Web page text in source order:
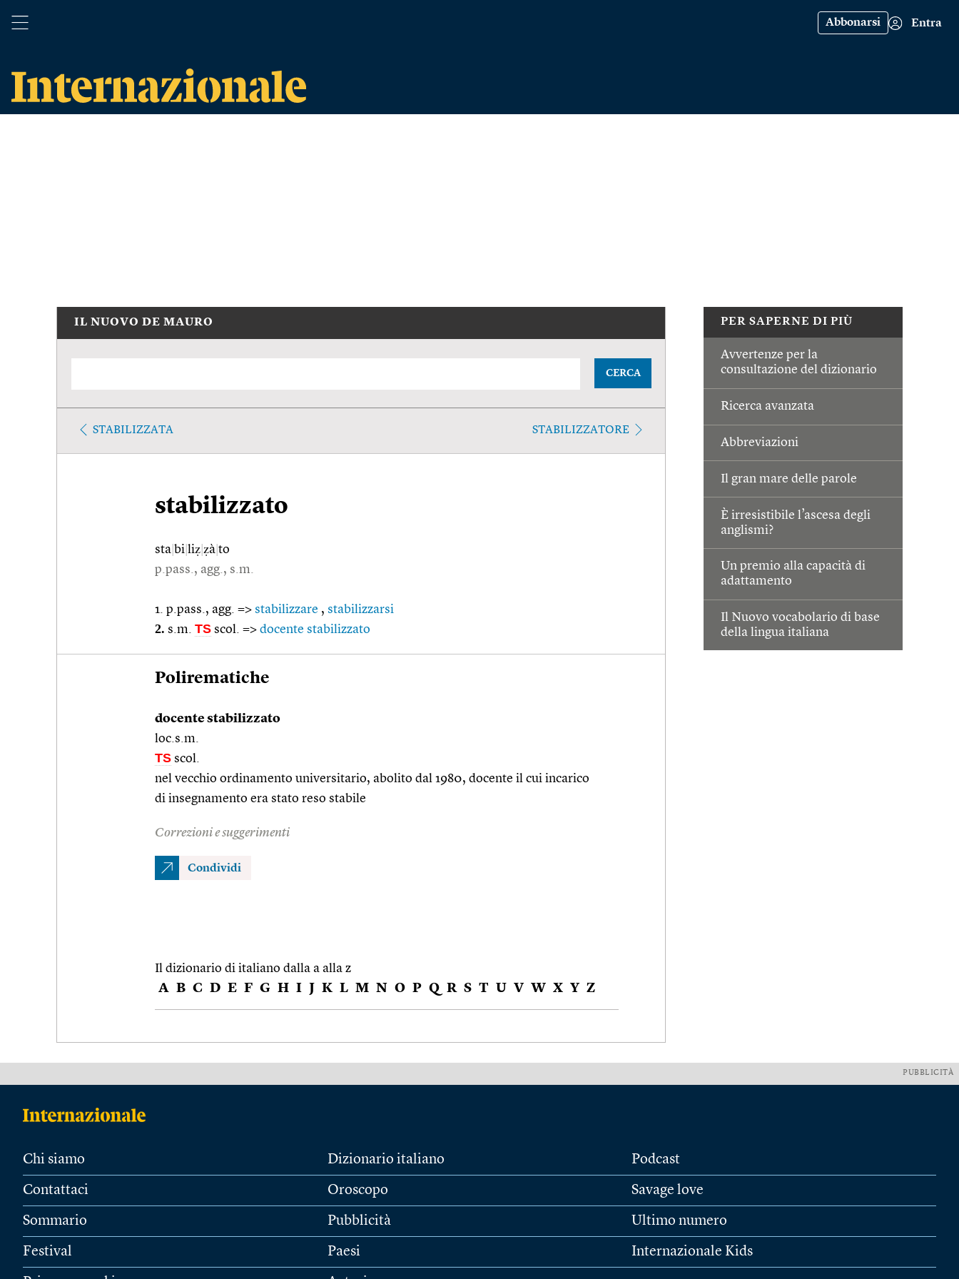
Abbonarsi Entra
PER SAPERNE DI PIÙ
Avvertenze per la
consultazione del dizionario
Ricerca avanzata
Abbreviazioni
Il gran mare delle parole
È irresistibile l’ascesa degli
anglismi?
Un premio alla capacità di
adattamento
Il Nuovo vocabolario di base
della lingua italiana
IL NUOVO DE MAURO
CERCA
STABILIZZATA STABILIZZATORE
stabilizzato
sta bi liẓ ẓà to
p.pass., agg., s.m.
1. p.pass., agg. => stabilizzare , stabilizzarsi
2. s.m. TS scol. => docente stabilizzato
Polirematiche
docente stabilizzato
loc.s.m.
TS scol.
nel vecchio ordinamento universitario, abolito dal 1980, docente il cui incarico
di insegnamento era stato reso stabile
Correzioni e suggerimenti
Condividi
Il dizionario di italiano dalla a alla z
A B C D E F G H I J K L M N O P Q R S T U V W X Y Z
PUBBLICITÀ
Chi siamo
Contattaci
Sommario
Festival
Dizionario italiano
Oroscopo
Pubblicità
Paesi
Podcast
Savage love
Ultimo numero
Internazionale Kids